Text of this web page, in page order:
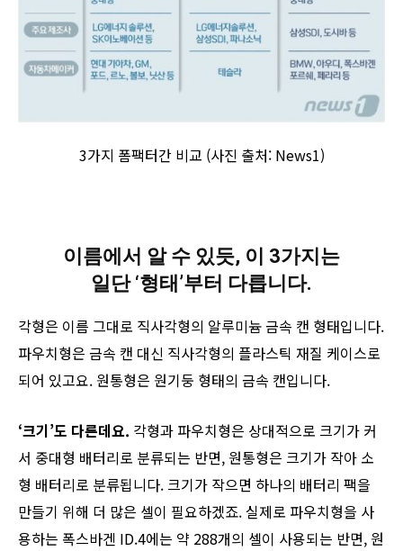
3가지 폼팩터간 비교 (사진 출처: News1)
이름에서 알 수 있듯, 이 3가지는
일단 ‘형태’부터 다릅니다.
각형은 이름 그대로 직사각형의 알루미늄 금속 캔 형태입니다.
파우치형은 금속 캔 대신 직사각형의 플라스틱 재질 케이스로
되어 있고요. 원통형은 원기둥 형태의 금속 캔입니다.
‘크기’도 다른데요. 각형과 파우치형은 상대적으로 크기가 커
서 중대형 배터리로 분류되는 반면, 원통형은 크기가 작아 소
형 배터리로 분류됩니다. 크기가 작으면 하나의 배터리 팩을
만들기 위해 더 많은 셀이 필요하겠죠. 실제로 파우치형을 사
용하는 폭스바겐 ID.4에는 약 288개의 셀이 사용되는 반면, 원